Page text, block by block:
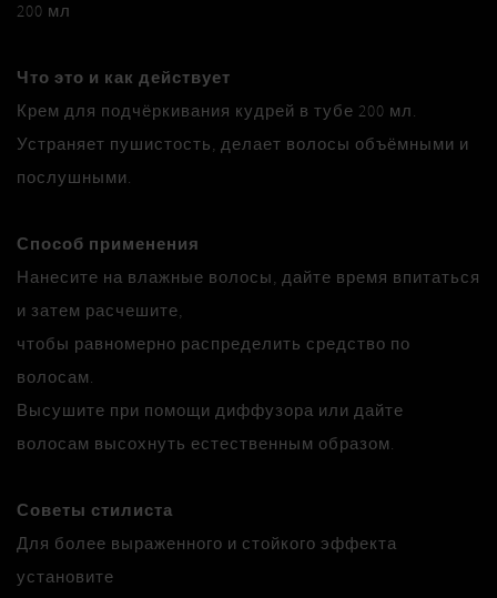
200 мл
Что это и как действует
Крем для подчёркивания кудрей в тубе 200 мл.
Устраняет пушистость, делает волосы объёмными и
послушными.
Способ применения
Нанесите на влажные волосы, дайте время впитаться
и затем расчешите,
чтобы равномерно распределить средство по
волосам.
Высушите при помощи диффузора или дайте
волосам высохнуть естественным образом.
Советы стилиста
Для более выраженного и стойкого эффекта
установите